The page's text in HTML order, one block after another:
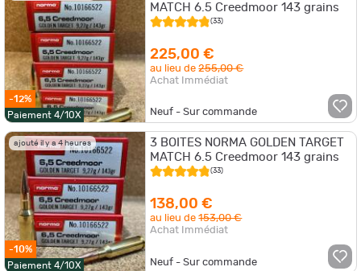
-12%
Paiement 4/10X
MATCH 6.5 Creedmoor 143 grains
(33)
225,00 €
au lieu de255,00 €
Achat Immédiat
Neuf - Sur commande
ajouté il y a 4 heures
-10%
Paiement 4/10X
3 BOITES NORMA GOLDEN TARGET
MATCH 6.5 Creedmoor 143 grains
(33)
138,00 €
au lieu de153,00 €
Achat Immédiat
Neuf - Sur commande